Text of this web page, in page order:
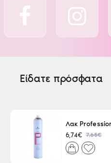
Είδατε πρόσφατα
6,74€ 7,65€